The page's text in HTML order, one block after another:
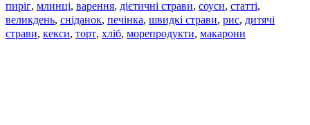
пиріг, млинці, варення, дієтичні страви, соуси, статті,
великдень, сніданок, печінка, швидкі страви, рис, дитячі
страви, кекси, торт, хліб, морепродукти, макарони